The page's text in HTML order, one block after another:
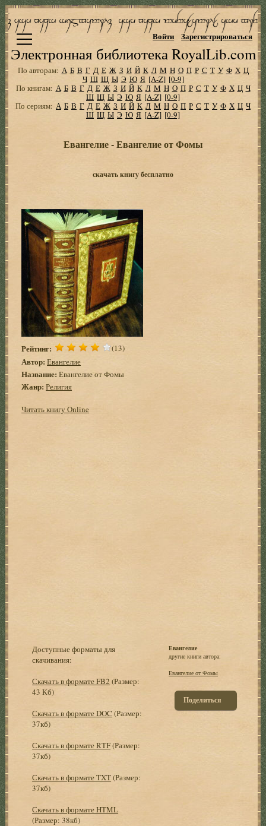
Электронная библиотека RoyalLib.com
Войти Зарегистрироваться
По авторам: А Б В Г Д Е Ж З И Й К Л М Н О П Р С Т У Ф Х Ц
Ч Ш Щ Ы Э Ю Я [A-Z] [0-9]
По книгам: А Б В Г Д Е Ж З И Й К Л М Н О П Р С Т У Ф Х Ц Ч
Ш Щ Ы Э Ю Я [A-Z] [0-9]
По сериям: А Б В Г Д Е Ж З И Й К Л М Н О П Р С Т У Ф Х Ц Ч
Ш Щ Ы Э Ю Я [A-Z] [0-9]
Евангелие - Евангелие от Фомы
скачать книгу бесплатно
Рейтинг: (13)
Автор: Евангелие
Название: Евангелие от Фомы
Жанр: Религия
Читать книгу Online
Доступные форматы для
скачивания:
Скачать в формате FB2 (Размер:
43 Кб)
Скачать в формате DOC (Размер:
37кб)
Скачать в формате RTF(Размер:
37кб)
Скачать в формате TXT(Размер:
37кб)
Скачать в формате HTML
(Размер: 38кб)
Евангелие
другие книги автора:
Евангелие от Фомы
Поделиться